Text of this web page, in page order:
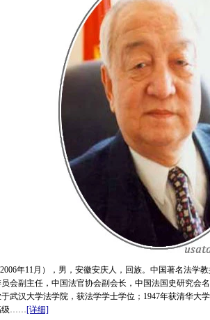
年11月），男，安徽安庆人，回族。中国著名法学
会副主任，中国法官协会副会长，中国法国史研究会
武汉大学法学院，获法学学士学位；1947年获清华大
级……[详细]